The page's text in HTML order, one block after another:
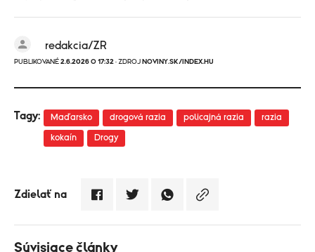
redakcia/ZR
PUBLIKOVANÉ 2.6.2026 O 17:32 · ZDROJ NOVINY.SK/INDEX.HU
Tagy: Maďarsko drogová razia policajná razia razia
kokaín Drogy
Zdielať na
Súvisiace články